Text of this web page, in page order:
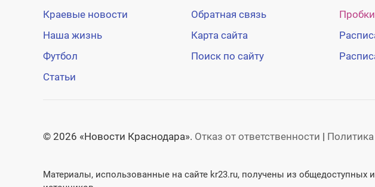
Краевые новости
Наша жизнь
Футбол
Статьи
Обратная связь
Карта сайта
Поиск по сайту
© 2026 «Новости Краснодара». Отказ от ответственности |
Материалы, использованные на сайте kr23.ru, получены из общедоступных